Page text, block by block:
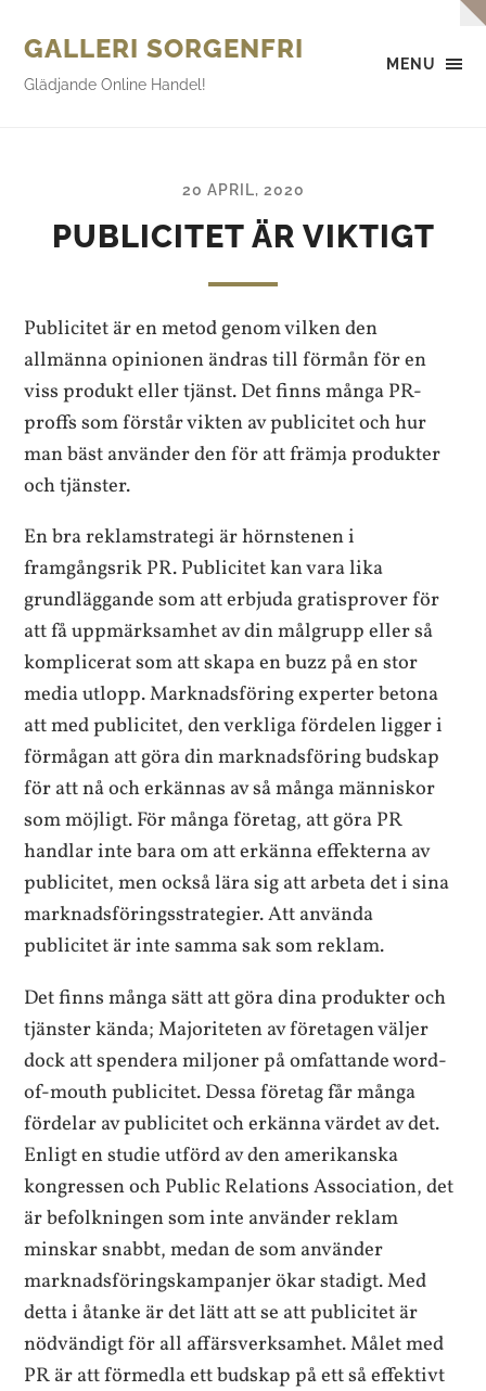
MENU
GALLERI SORGENFRI
Glädjande Online Handel!
20 APRIL, 2020
PUBLICITET ÄR VIKTIGT
Publicitet är en metod genom vilken den
allmänna opinionen ändras till förmån för en
viss produkt eller tjänst. Det finns många PR-
proffs som förstår vikten av publicitet och hur
man bäst använder den för att främja produkter
och tjänster.
En bra reklamstrategi är hörnstenen i
framgångsrik PR. Publicitet kan vara lika
grundläggande som att erbjuda gratisprover för
att få uppmärksamhet av din målgrupp eller så
komplicerat som att skapa en buzz på en stor
media utlopp. Marknadsföring experter betona
att med publicitet, den verkliga fördelen ligger i
förmågan att göra din marknadsföring budskap
för att nå och erkännas av så många människor
som möjligt. För många företag, att göra PR
handlar inte bara om att erkänna effekterna av
publicitet, men också lära sig att arbeta det i sina
marknadsföringsstrategier. Att använda
publicitet är inte samma sak som reklam.
Det finns många sätt att göra dina produkter och
tjänster kända; Majoriteten av företagen väljer
dock att spendera miljoner på omfattande word-
of-mouth publicitet. Dessa företag får många
fördelar av publicitet och erkänna värdet av det.
Enligt en studie utförd av den amerikanska
kongressen och Public Relations Association, det
är befolkningen som inte använder reklam
minskar snabbt, medan de som använder
marknadsföringskampanjer ökar stadigt. Med
detta i åtanke är det lätt att se att publicitet är
nödvändigt för all affärsverksamhet. Målet med
PR är att förmedla ett budskap på ett så effektivt